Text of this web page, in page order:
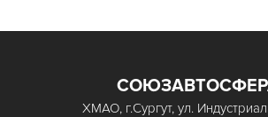
ХМАО, г.Сургут, ул.